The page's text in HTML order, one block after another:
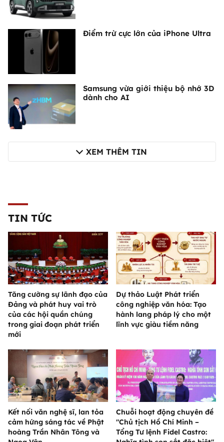
Điểm trừ cực lớn của iPhone Ultra
Samsung vừa giới thiệu bộ nhớ 3D
dành cho AI
XEM THÊM TIN
TIN TỨC
Tăng cường sự lãnh đạo của
Đảng và phát huy vai trò
của các hội quần chúng
trong giai đoạn phát triển
mới
Dự thảo Luật Phát triển
công nghiệp văn hóa: Tạo
hành lang pháp lý cho một
lĩnh vực giàu tiềm năng
Kết nối văn nghệ sĩ, lan tỏa
cảm hứng sáng tác về Phật
hoàng Trần Nhân Tông và
Chuỗi hoạt động chuyên đề
"Chủ tịch Hồ Chí Minh –
Tổng Tư lệnh Fidel Castro: